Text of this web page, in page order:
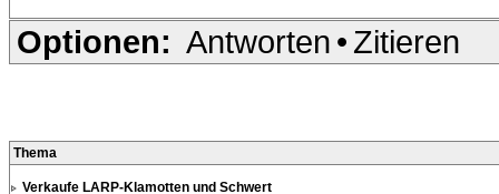
Optionen: Antworten • Zitieren
Thema
Verkaufe LARP-Klamotten und Schwert